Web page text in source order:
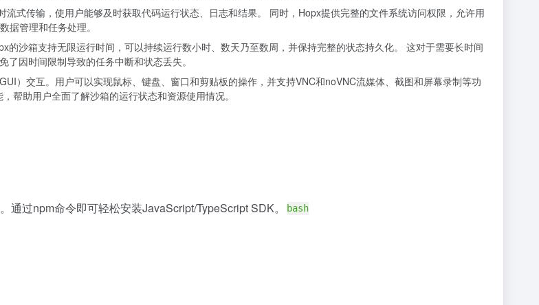
式传输，使用户能够及时获取代码运行状态、日志和结果。 同时，Hopx提供完整的文件系统访问权限，允许用
据管理和任务处理。
的沙箱支持无限运行时间，可以持续运行数小时、数天乃至数周，并保持完整的状态持久化。 这对于需要长时间
因时间限制导致的任务中断和状态丢失。
）交互。用户可以实现鼠标、键盘、窗口和剪贴板的操作，并支持VNC和noVNC流媒体、截图和屏幕录制等功
帮助用户全面了解沙箱的运行状态和资源使用情况。
过npm命令即可轻松安装JavaScript/TypeScript SDK。
bash